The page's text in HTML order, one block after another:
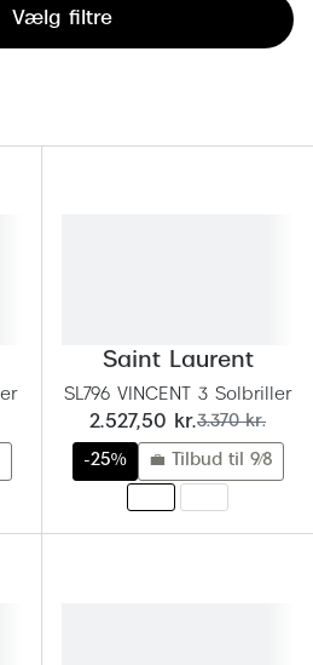
Ralph
Peak
Vælg filtre
Saint Laurent
SL796 VINCENT 3 Solbriller
nu:
2.527,50 kr.før:
3.370 kr.
-25% 💼 Tilbud til 9/8